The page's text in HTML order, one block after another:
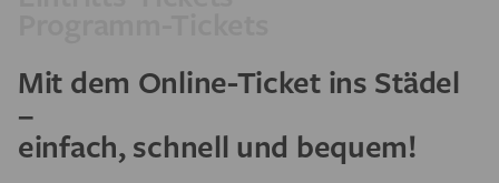
Mit dem Online-Ticket ins Städel
–
einfach, schnell und bequem!